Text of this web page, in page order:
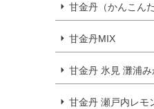
甘金丹（かんこんた
甘金丹MIX
甘金丹 氷見 灘浦み
甘金丹 瀬戸内レモ